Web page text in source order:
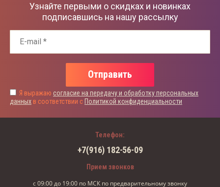
Узнайте первыми о скидках и новинках
подписавшись на нашу рассылку
Я выражаю согласие на передачу и обработку персональных
данных в соответствии с Политикой конфиденциальности
Отправить
Телефон:
+7(916) 182-56-09
Прием звонков
с 09:00 до 19:00 по МСК по предварительному звонку